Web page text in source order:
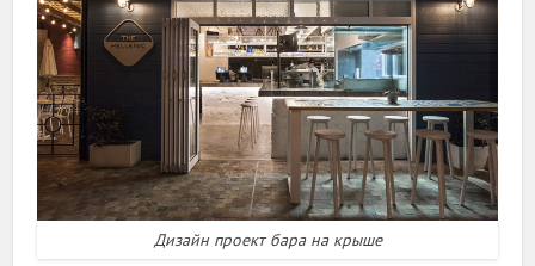
Дизайн проект бара на крыше